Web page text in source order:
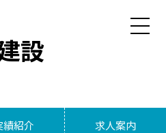
設
績紹介 求人案内